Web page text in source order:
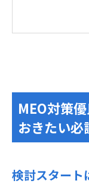
実績ア
サポー
抜く
適切な
MEO対策
おきたい必
検討スタート